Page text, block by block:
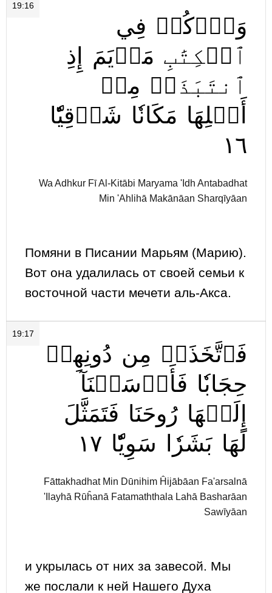
19:16
وَٱذۡكُرۡ فِي
ٱلۡكِتَٰبِ مَرۡيَمَ
إِذِ
ٱنتَبَذَتۡ مِنۡ
أَهۡلِهَا مَكَانٗا شَرۡقِيّٗا
١٦
Wa Adhkur Fī Al-Kitābi Maryama 'Idh Antabadhat
Min 'Ahlihā Makānāan Sharqīyāan
Помяни в Писании Марьям (Марию).
Вот она удалилась от своей семьи к
восточной части мечети аль-Акса.
19:17
فَٱتَّخَذَتۡ مِن دُونِهِمۡ
حِجَابٗا فَأَرۡسَلۡنَآ
إِلَيۡهَا رُوحَنَا فَتَمَثَّلَ
لَهَا بَشَرٗا سَوِيّٗا ١٧
Fāttakhadhat Min Dūnihim Ĥijābāan Fa'arsalnā
'Ilayhā Rūĥanā Fatamaththala Lahā Basharāan
Sawīyāan
и укрылась от них за завесой. Мы
же послали к ней Нашего Духа